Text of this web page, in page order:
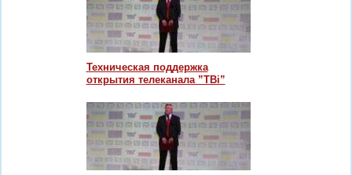
Техническая поддержка
открытия телеканала ”TBi”